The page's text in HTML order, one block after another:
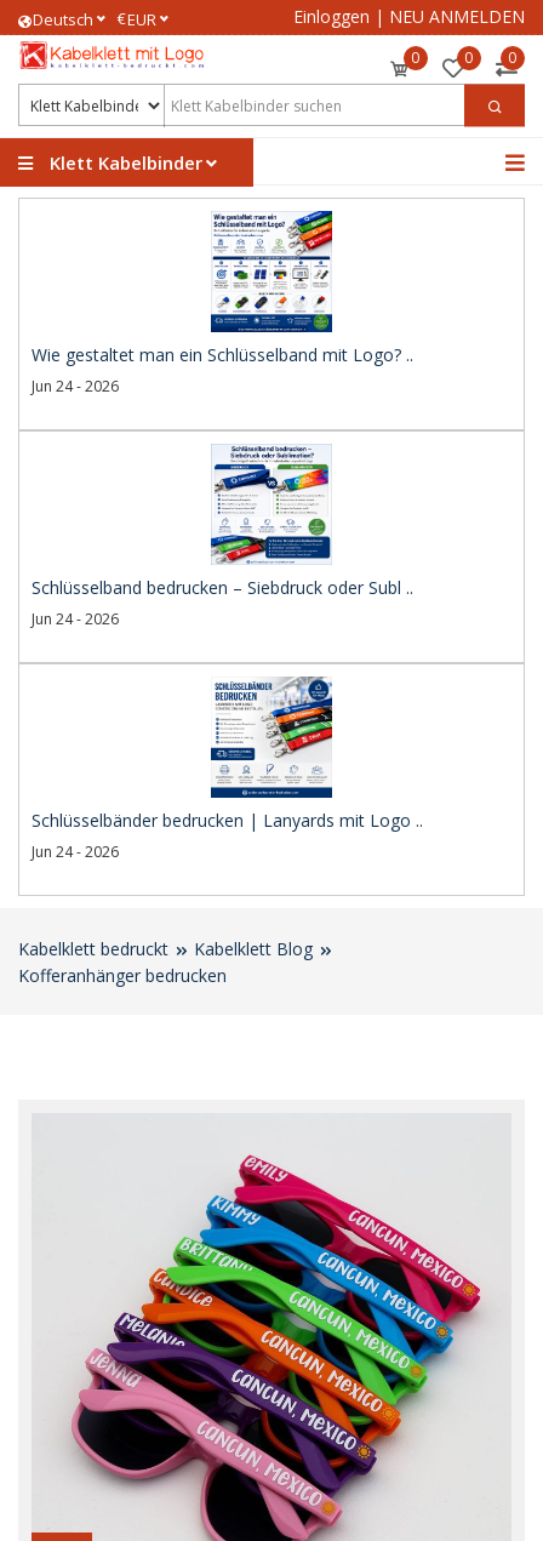
Deutsch €EUR Einloggen | NEU ANMELDEN
0 0 0
Klett Kabelbinder
Wie gestaltet man ein Schlüsselband mit Logo? ..
Jun 24 - 2026
Schlüsselband bedrucken – Siebdruck oder Subl ..
Jun 24 - 2026
Schlüsselbänder bedrucken | Lanyards mit Logo ..
Jun 24 - 2026
Kabelklett bedruckt
Kabelklett Blog
Kofferanhänger bedrucken